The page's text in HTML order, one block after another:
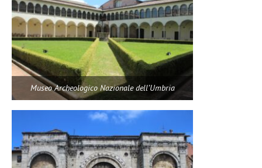
Museo Archeologico Nazionale dell’Umbria